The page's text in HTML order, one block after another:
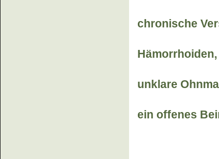
chronische
Hämorrhoiden,
unklare
ein offenes